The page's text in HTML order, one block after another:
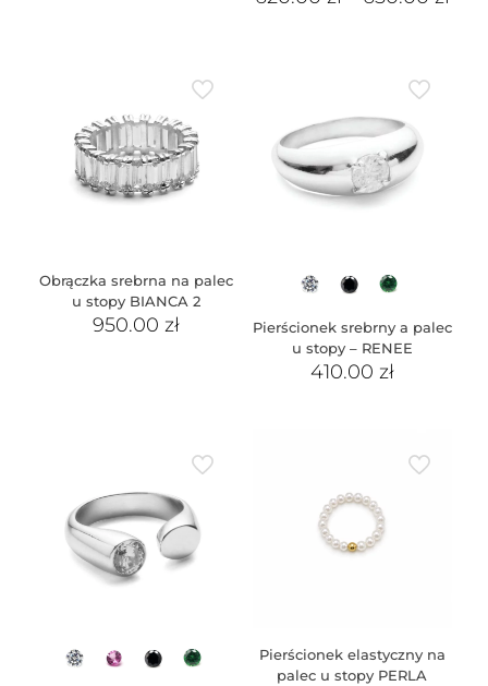
Obrączka srebrna na palec
u stopy BIANCA 2
950.00 zł
Pierścionek srebrny a palec
u stopy – RENEE
410.00 zł
Pierścionek elastyczny na
palec u stopy PERLA